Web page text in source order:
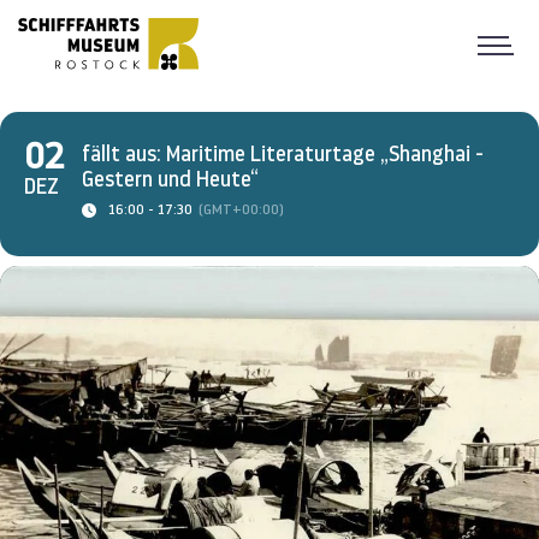
02
DEZ
fällt aus: Maritime Literaturtage „Shanghai -
Gestern und Heute“
16:00 - 17:30 (GMT+00:00)